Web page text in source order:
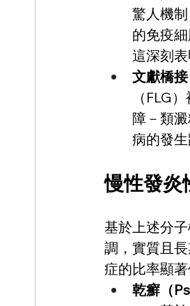
驚人機
的免疫
這深刻
文獻橋
（FLG
障－類
病的發
慢性發炎
基於上述分
調，實質且
症的比率顯著
乾癬（